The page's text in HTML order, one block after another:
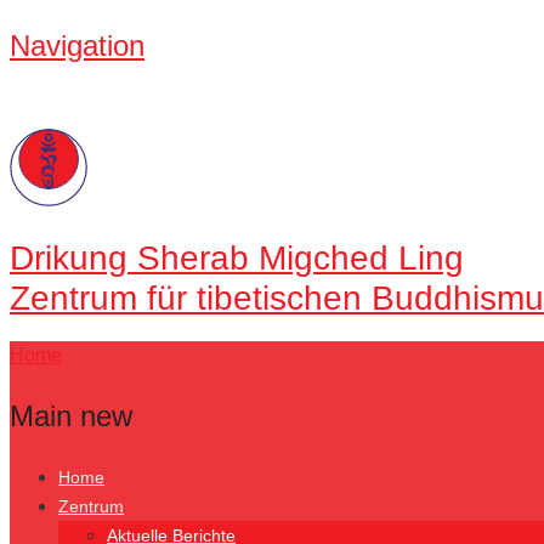
Navigation
Drikung Sherab Migched Ling
Zentrum für tibetischen
Home
Main new
Home
Zentrum
Aktuelle Berichte